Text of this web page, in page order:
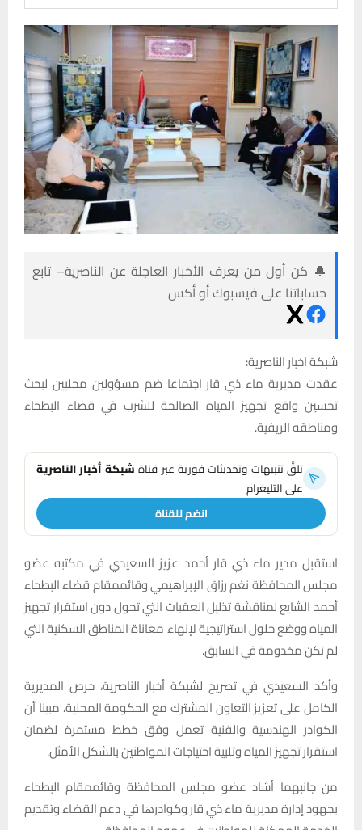
🔔 كن أول من يعرف الأخبار العاجلة عن الناصرية– تابع
حساباتنا على فيسبوك أو أكس
شبكة اخبار الناصرية:
عقدت مديرية ماء ذي قار اجتماعا ضم مسؤولين محليين لبحث
تحسين واقع تجهيز المياه الصالحة للشرب في قضاء البطحاء
ومناطقه الريفية.
تلقَّ تنبيهات وتحديثات فورية عبر قناةشبكة أخبار الناصرية
على التليغرام
انضم للقناة
استقبل مدير ماء ذي قار أحمد عزيز السعيدي في مكتبه عضو
مجلس المحافظة نغم رزاق الإبراهيمي وقائممقام قضاء البطحاء
أحمد الشايع لمناقشة تذليل العقبات التي تحول دون استقرار تجهيز
المياه ووضع حلول استراتيجية لإنهاء معاناة المناطق السكنية التي
لم تكن مخدومة في السابق.
وأكد السعيدي في تصريح لشبكة أخبار الناصرية، حرص المديرية
الكامل على تعزيز التعاون المشترك مع الحكومة المحلية، مبينا أن
الكوادر الهندسية والفنية تعمل وفق خطط مستمرة لضمان
استقرار تجهيز المياه وتلبية احتياجات المواطنين بالشكل الأمثل.
من جانبهما أشاد عضو مجلس المحافظة وقائممقام البطحاء
بجهود إدارة مديرية ماء ذي قار وكوادرها في دعم القضاء وتقديم